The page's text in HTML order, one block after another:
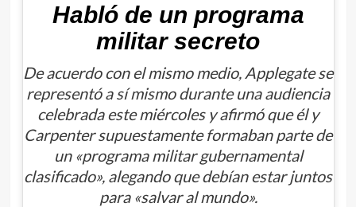
Habló de un programa
militar secreto
De acuerdo con el mismo medio, Applegate se
representó a sí mismo durante una audiencia
celebrada este miércoles y afirmó que él y
Carpenter supuestamente formaban parte de
un «programa militar gubernamental
clasificado», alegando que debían estar juntos
para «salvar al mundo».